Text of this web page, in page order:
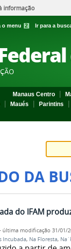
informação
o menu 2 Ir para a
Manaus Centro
Maués Parintins
DA
do IFAM
última modificação 31/01/
Incubada, Na Floresta,